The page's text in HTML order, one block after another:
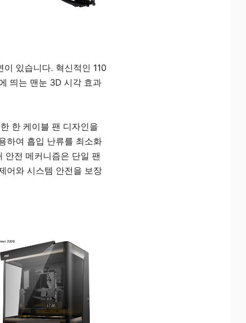
있습니다. 혁신적인 110
띄는 맨눈 3D 시각 효과
한 케이블 팬 디자인을
하여 흡입 난류를 최소화
안전 메커니즘은 단일 팬
어와 시스템 안전을 보장